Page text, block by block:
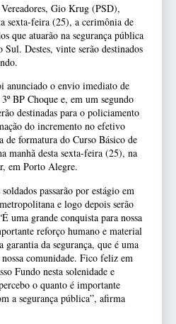
Gio Krug (PSD),
sexta-feira (25), a cerimônia de
que atuarão na segurança pública
Destes, vinte serão destinados
anunciado o envio imediato de
BP Choque e, em um segundo
destinadas para o policiamento
do incremento no efetivo
de formatura do Curso Básico de
manhã desta sexta-feira (25), na
em Porto Alegre.
passarão por estágio em
e logo depois serão
uma grande conquista para nossa
reforço humano e material
garantia da segurança, que é uma
comunidade. Fico feliz em
Fundo nesta solenidade e
o quanto é importante
a segurança pública”, afirma